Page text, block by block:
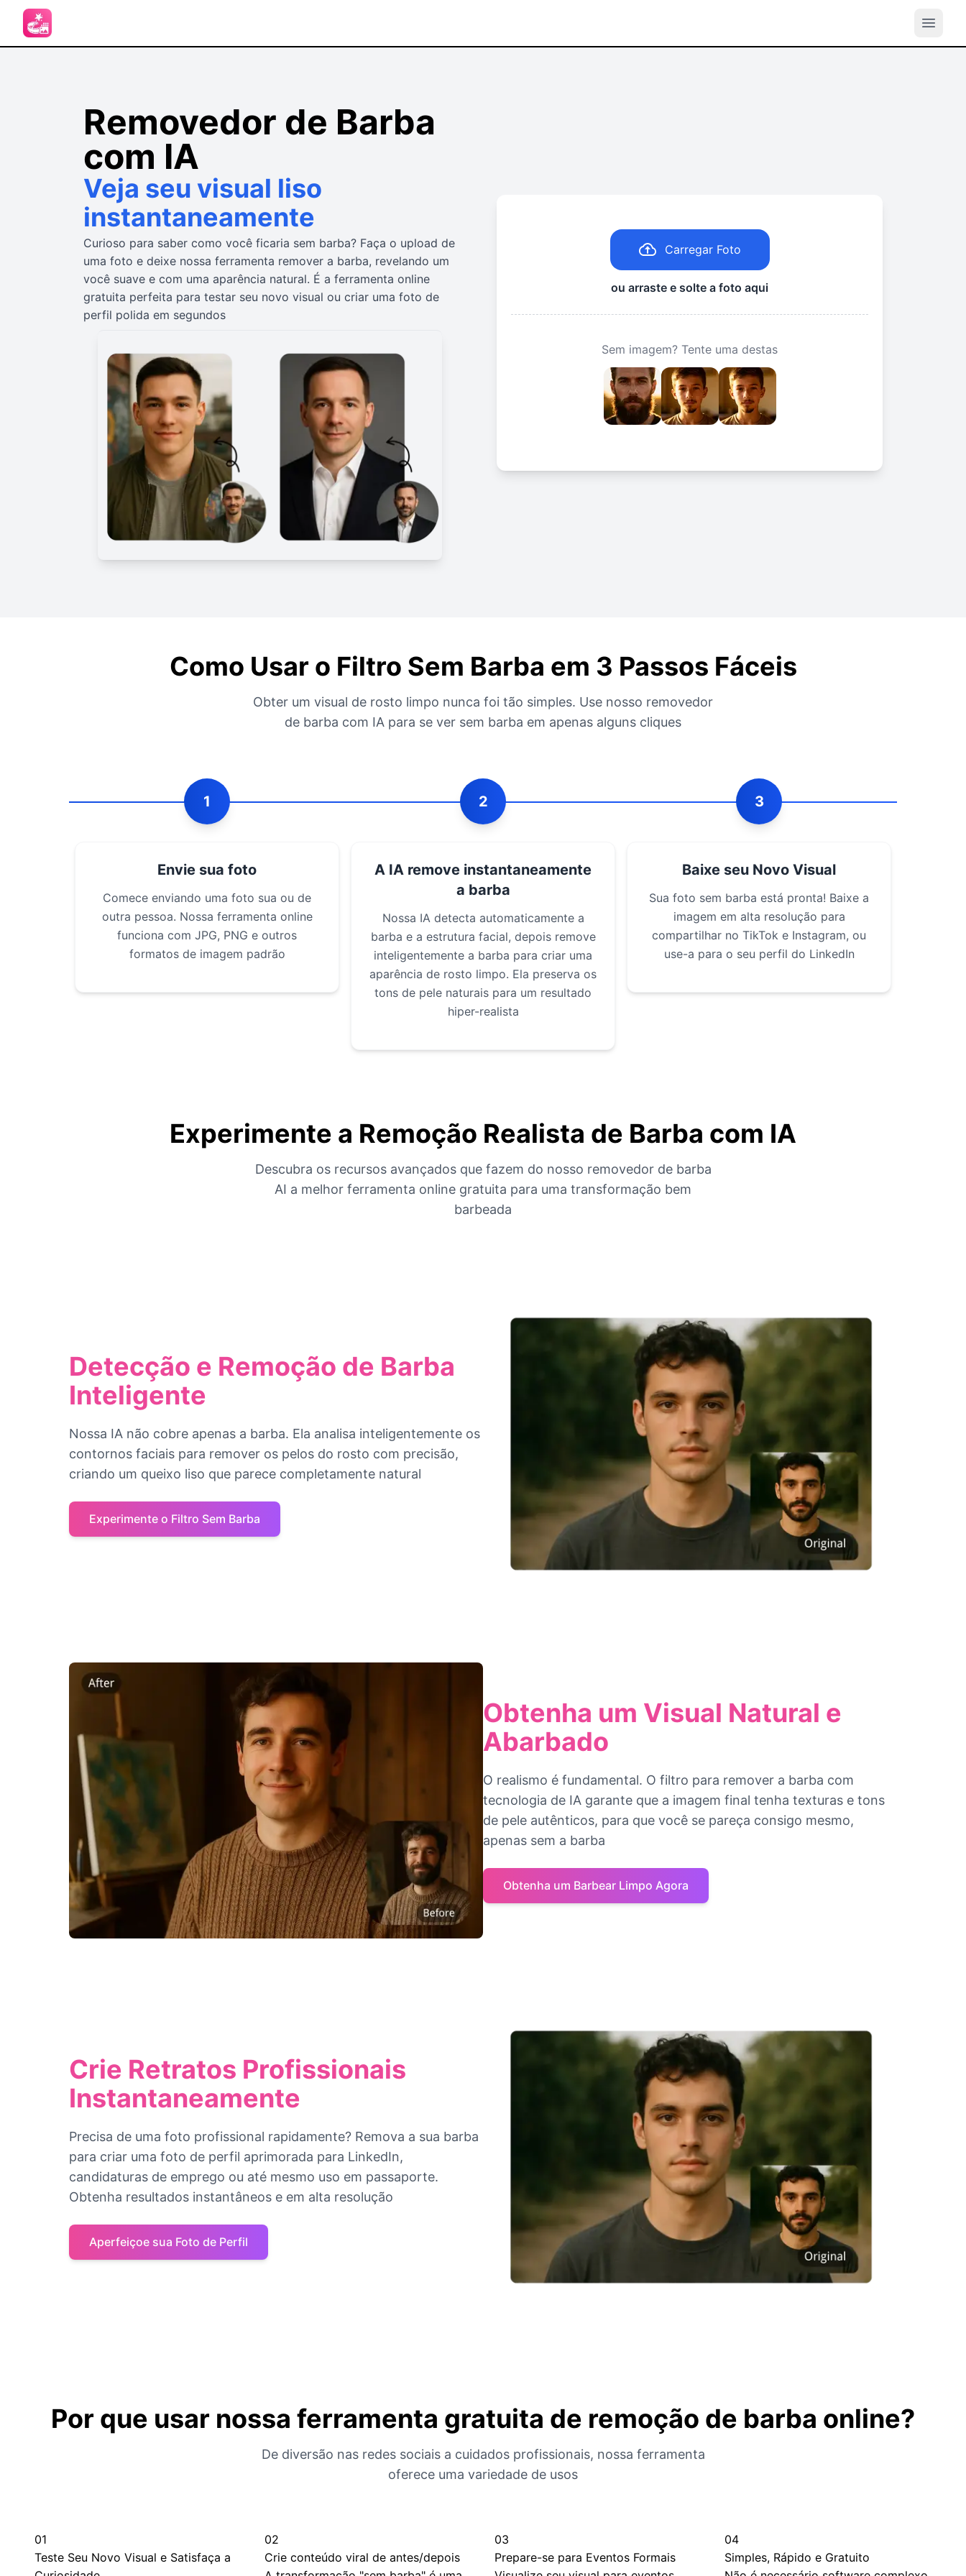
Removedor de Barba
com IA
Veja seu visual liso
instantaneamente
Curioso para saber como você ficaria sem barba? Faça o upload de
uma foto e deixe nossa ferramenta remover a barba, revelando um
você suave e com uma aparência natural. É a ferramenta online
gratuita perfeita para testar seu novo visual ou criar uma foto de
perfil polida em segundos
Carregar Foto
ou arraste e solte a foto aqui
Sem imagem? Tente uma destas
Como Usar o Filtro Sem Barba em 3 Passos Fáceis
Obter um visual de rosto limpo nunca foi tão simples. Use nosso removedor
de barba com IA para se ver sem barba em apenas alguns cliques
1
Envie sua foto
Comece enviando uma foto sua ou de
outra pessoa. Nossa ferramenta online
funciona com JPG, PNG e outros
formatos de imagem padrão
2
A IA remove instantaneamente
a barba
Nossa IA detecta automaticamente a
barba e a estrutura facial, depois remove
inteligentemente a barba para criar uma
aparência de rosto limpo. Ela preserva os
tons de pele naturais para um resultado
hiper-realista
3
Baixe seu Novo Visual
Sua foto sem barba está pronta! Baixe a
imagem em alta resolução para
compartilhar no TikTok e Instagram, ou
use-a para o seu perfil do LinkedIn
Experimente a Remoção Realista de Barba com IA
Descubra os recursos avançados que fazem do nosso removedor de barba
AI a melhor ferramenta online gratuita para uma transformação bem
barbeada
Detecção e Remoção de Barba
Inteligente
Nossa IA não cobre apenas a barba. Ela analisa inteligentemente os
contornos faciais para remover os pelos do rosto com precisão,
criando um queixo liso que parece completamente natural
Experimente o Filtro Sem Barba
Obtenha um Visual Natural e
Abarbado
O realismo é fundamental. O filtro para remover a barba com
tecnologia de IA garante que a imagem final tenha texturas e tons
de pele autênticos, para que você se pareça consigo mesmo,
apenas sem a barba
Obtenha um Barbear Limpo Agora
Crie Retratos Profissionais
Instantaneamente
Precisa de uma foto profissional rapidamente? Remova a sua barba
para criar uma foto de perfil aprimorada para LinkedIn,
candidaturas de emprego ou até mesmo uso em passaporte.
Obtenha resultados instantâneos e em alta resolução
Aperfeiçoe sua Foto de Perfil
Por que usar nossa ferramenta gratuita de remoção de barba online?
De diversão nas redes sociais a cuidados profissionais, nossa ferramenta
oferece uma variedade de usos
01
Teste Seu Novo Visual e Satisfaça a
02
Crie conteúdo viral de antes/depois
03
Prepare-se para Eventos Formais
04
Simples, Rápido e Gratuito